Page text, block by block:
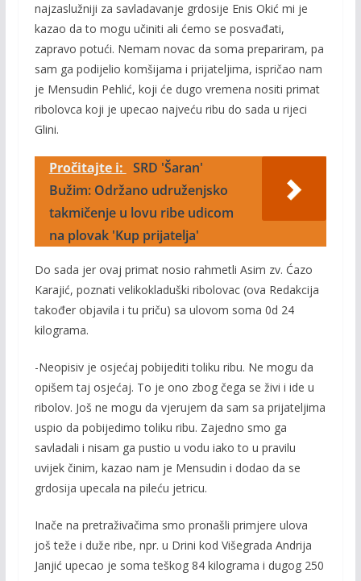
najzaslužniji za savladavanje grdosije Enis Okić mi je
kazao da to mogu učiniti ali ćemo se posvađati,
zapravo potući. Nemam novac da soma prepariram, pa
sam ga podijelio komšijama i prijateljima, ispričao nam
je Mensudin Pehlić, koji će dugo vremena nositi primat
ribolovca koji je upecao najveću ribu do sada u rijeci
Glini.
Pročitajte i: SRD 'Šaran'
Bužim: Održano udruženjsko
takmičenje u lovu ribe udicom
na plovak 'Kup prijatelja'
Do sada jer ovaj primat nosio rahmetli Asim zv. Ćazo
Karajić, poznati velikokladuški ribolovac (ova Redakcija
također objavila i tu priču) sa ulovom soma 0d 24
kilograma.
-Neopisiv je osjećaj pobijediti toliku ribu. Ne mogu da
opišem taj osjećaj. To je ono zbog čega se živi i ide u
ribolov. Još ne mogu da vjerujem da sam sa prijateljima
uspio da pobijedimo toliku ribu. Zajedno smo ga
savladali i nisam ga pustio u vodu iako to u pravilu
uvijek činim, kazao nam je Mensudin i dodao da se
grdosija upecala na pileću jetricu.
Inače na pretraživačima smo pronašli primjere ulova
još teže i duže ribe, npr. u Drini kod Višegrada Andrija
Janjić upecao je soma teškog 84 kilograma i dugog 250